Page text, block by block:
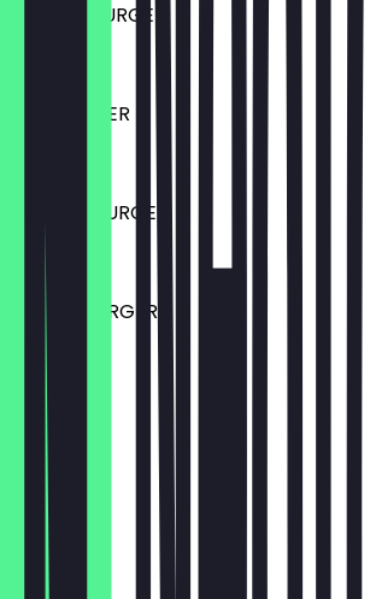
FALAFEL BURGER
BBQ BURGER
TRÜFFEL BURGER
€ 18,00
BROSKI BURGER
€ 21,00